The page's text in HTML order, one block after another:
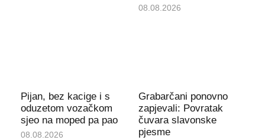
08.08.2026
Pijan, bez kacige i s
oduzetom vozačkom
sjeo na moped pa pao
08.08.2026
Grabarčani ponovno
zapjevali: Povratak
čuvara slavonske
pjesme